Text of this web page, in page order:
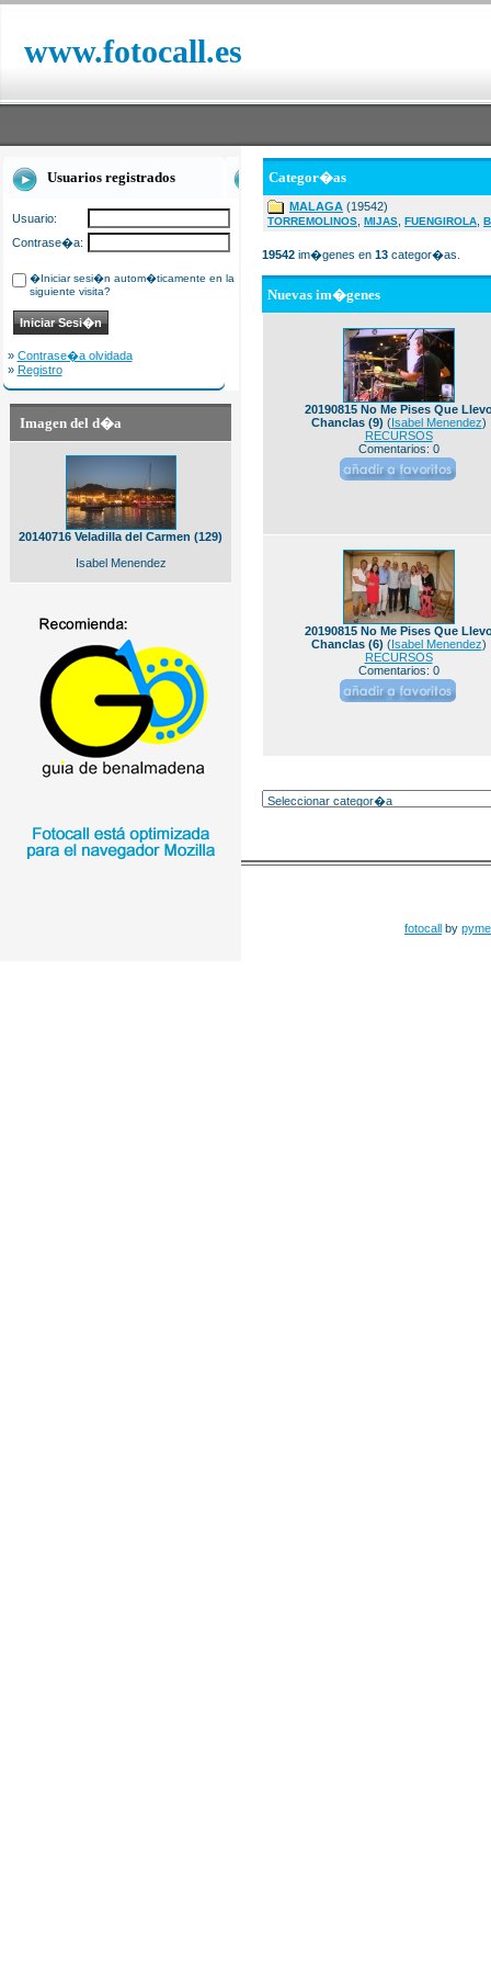
www.fotocall.es
Usuarios registrados
Usuario:
Contrase�a:
�Iniciar sesi�n autom�ticamente en la
siguiente visita?
» Contrase�a olvidada
» Registro
Imagen del d�a
20140716 Veladilla del Carmen (129)
Isabel Menendez
Categor�as
MALAGA (19542)
TORREMOLINOS MIJAS FUENGIROLA
19542 im�genes en 13 categor�as.
Nuevas im�genes
20190815 No Me Pises Que
Chanclas (9) (Isabel Menendez)
RECURSOS
Comentarios: 0
20190815 No Me Pises Que
Chanclas (6) (Isabel Menendez)
RECURSOS
Comentarios: 0
fotocall by